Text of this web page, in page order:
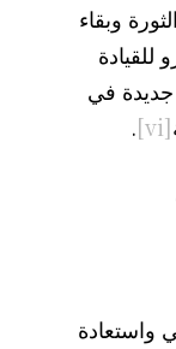
وبقاء
للقيادة
تبنوا كوبا جديدة في
[vi]
.
واستعادة